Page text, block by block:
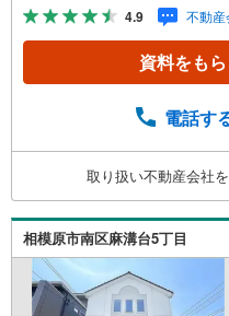
や当社限定で販売す
気軽にお問合せ下さい！
提案システム 弊社
る【丁寧な資金アド
様が多い【定年時の
特別ボーナス】これ
後から始まる【住宅
【老後の費用負担】
な部分を明確にして
4.9 不動
資料をもら
電話す
取り扱い不動産会社
相模原市南区麻溝台5丁目